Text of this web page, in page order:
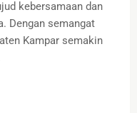
kebersamaan dan
Dengan semangat
Kampar semakin